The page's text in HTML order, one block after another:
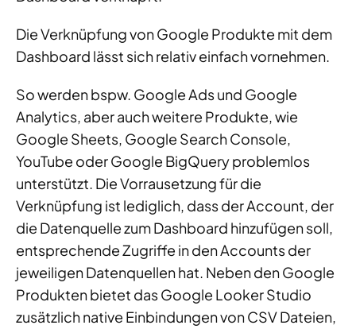
Die Verknüpfung von Google Produkte mit dem
Dashboard lässt sich relativ einfach vornehmen.
So werden bspw. Google Ads und Google
Analytics, aber auch weitere Produkte, wie
Google Sheets, Google Search Console,
YouTube oder Google BigQuery problemlos
unterstützt. Die Vorrausetzung für die
Verknüpfung ist lediglich, dass der Account, der
die Datenquelle zum Dashboard hinzufügen soll,
entsprechende Zugriffe in den Accounts der
jeweiligen Datenquellen hat. Neben den Google
Produkten bietet das Google Looker Studio
zusätzlich native Einbindungen von CSV Dateien,